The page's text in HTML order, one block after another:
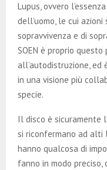
Lupus, ovvero
dell’uomo, le cui
sopravvivenza e di
SOEN è proprio
all’autodistruzione, ed
in una visione più
specie.
Il disco è sicuramente
si riconfermano ad alti
hanno qualcosa di
fanno in modo preciso,